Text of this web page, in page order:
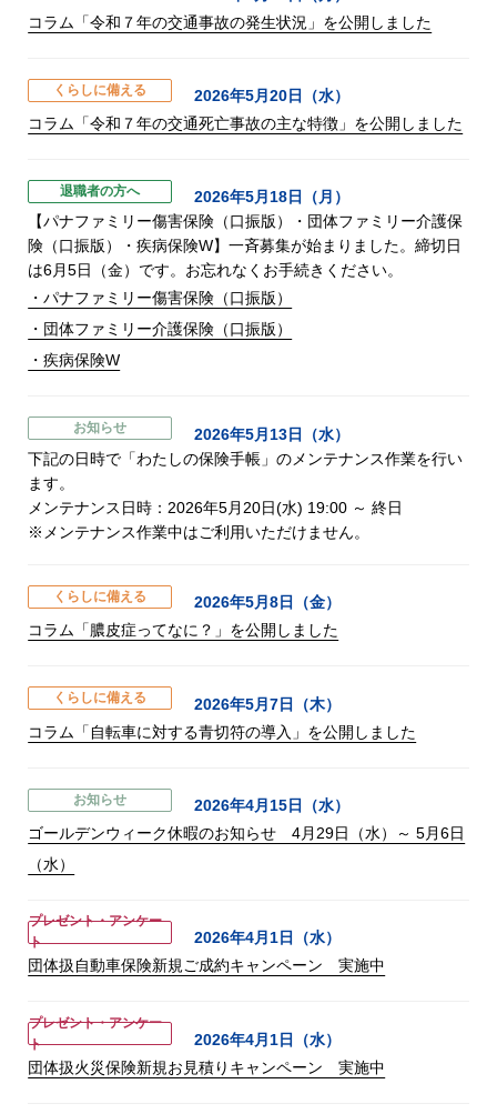
コラム「令和７年の交通事故の発生状況」を公開しました
くらしに備える
2026年5月20日（水）
コラム「令和７年の交通死亡事故の主な特徴」を公開しました
退職者の方へ
2026年5月18日（月）
【パナファミリー傷害保険（口振版）・団体ファミリー介護保
険（口振版）・疾病保険W】一斉募集が始まりました。締切日
は6月5日（金）です。お忘れなくお手続きください。
・パナファミリー傷害保険（口振版）
・団体ファミリー介護保険（口振版）
・疾病保険W
お知らせ
2026年5月13日（水）
下記の日時で「わたしの保険手帳」のメンテナンス作業を行い
ます。
メンテナンス日時：2026年5月20日(水) 19:00 ～ 終日
※メンテナンス作業中はご利用いただけません。
くらしに備える
2026年5月8日（金）
コラム「膿皮症ってなに？」を公開しました
くらしに備える
2026年5月7日（木）
コラム「自転車に対する青切符の導入」を公開しました
お知らせ
2026年4月15日（水）
ゴールデンウィーク休暇のお知らせ 4月29日（水）～ 5月6日
（水）
プレゼント・アンケー
ト
2026年4月1日（水）
団体扱自動車保険新規ご成約キャンペーン 実施中
プレゼント・アンケー
ト
2026年4月1日（水）
団体扱火災保険新規お見積りキャンペーン 実施中